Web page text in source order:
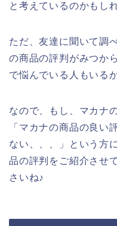
と考えているのかもし
ただ、友達に聞いて調
の商品の評判がみつか
で悩んでいる人もいる
なので、もし、マカナ
「マカナの商品の良い
ない、、、」という方
品の評判をご紹介させ
さいね♪